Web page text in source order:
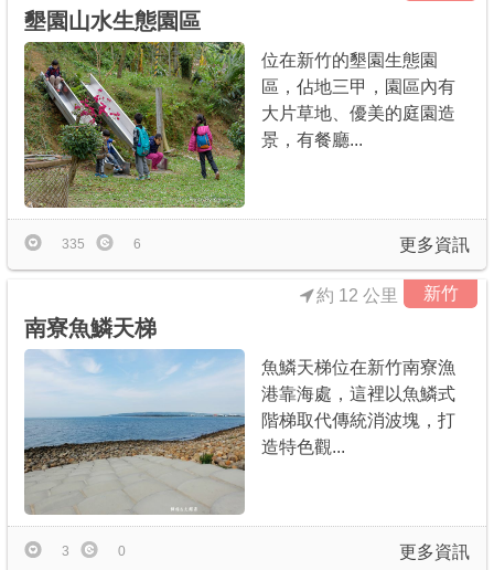
墾園山水生態園區
位在新竹的墾園生態園
區，佔地三甲，園區內有
大片草地、優美的庭園造
景，有餐廳...
更多資訊
335 6
新竹
約 12 公里
南寮魚鱗天梯
魚鱗天梯位在新竹南寮漁
港靠海處，這裡以魚鱗式
階梯取代傳統消波塊，打
造特色觀...
更多資訊
3 0